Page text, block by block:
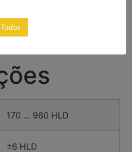
qualquer posição
HV, HB, HS
170 … 960 HLD
±6 HLD